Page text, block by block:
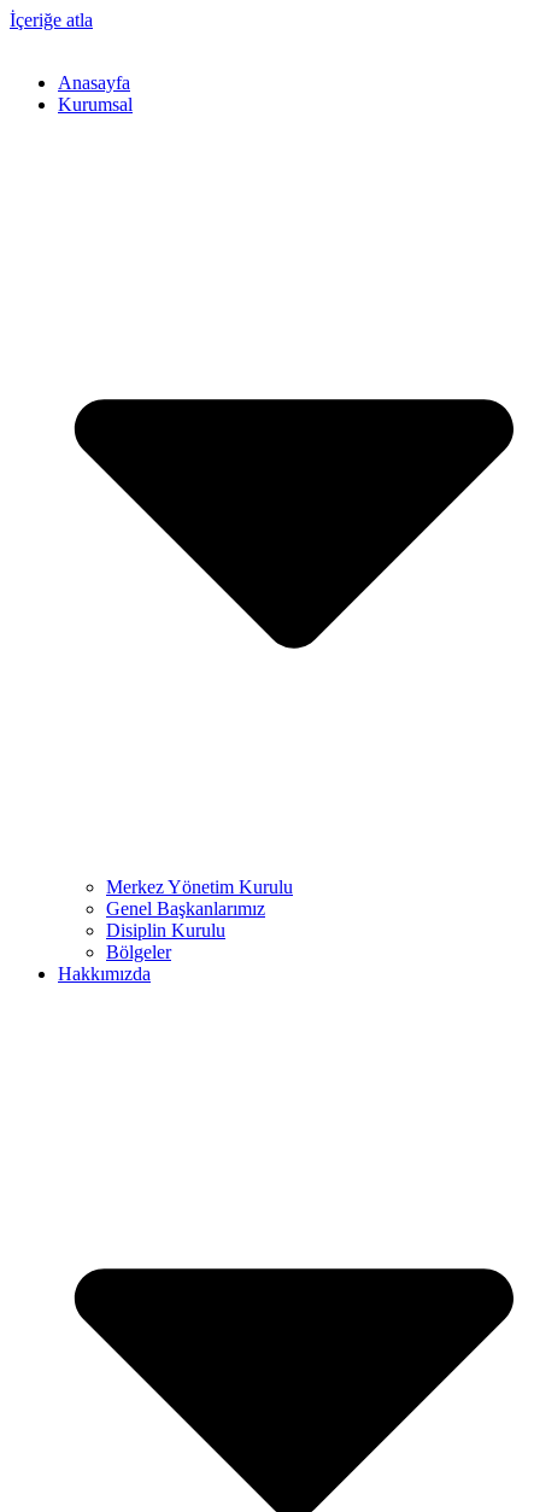
İçeriğe atla
Anasayfa
Kurumsal
Merkez Yönetim Kurulu
Genel Başkanlarımız
Disiplin Kurulu
Bölgeler
Hakkımızda